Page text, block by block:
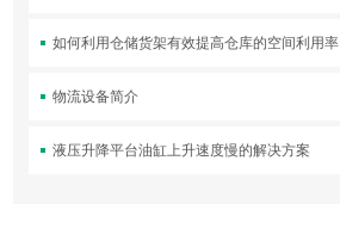
如何利用仓储货架有效提高仓库的空间利用率
物流设备简介
液压升降平台油缸上升速度慢的解决方案